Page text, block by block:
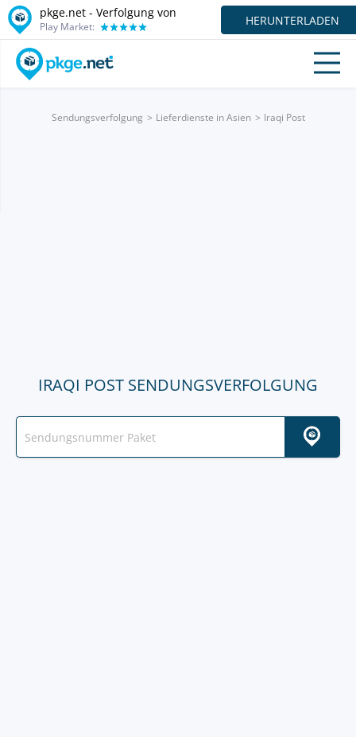
pkge.net - Verfolgung von
Play Market: HERUNTERLADEN
Sendungsverfolgung Lieferdienste in Asien Iraqi Post
IRAQI POST SENDUNGSVERFOLGUNG